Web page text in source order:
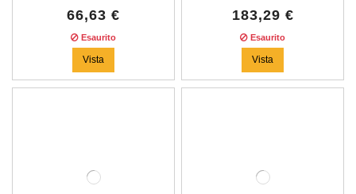
66,63 €
Esaurito
Vista
183,29 €
Esaurito
Vista